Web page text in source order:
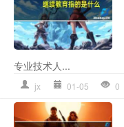
专业技术人...
jx 01-05 0